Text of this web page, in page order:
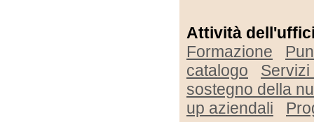
Attività
Formazione
catalogo
sostegno della
up aziendali